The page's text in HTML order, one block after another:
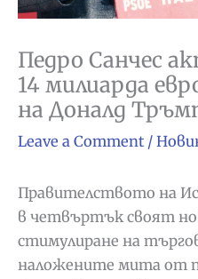
Педро Санчес
14 милиарда
на Доналд
Leave a Comment /
Правителството на
в четвъртък своят
стимулиране на
наложените мита от